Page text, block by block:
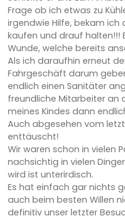
Frage ob ich etwas zu
irgendwie Hilfe, bekam ich
kaufen und drauf halten!!!
Wunde, welche bereits
Als ich daraufhin erneut
Fahrgeschäft darum
endlich einen Sanitäter
freundliche Mitarbeiter an
meines Kindes dann
Auch abgesehen vom
enttäuscht!
Wir waren schon in vielen
nachsichtig in vielen
wird ist unterirdisch.
Es hat einfach gar nichts
auch beim besten Willen
definitiv unser letzter